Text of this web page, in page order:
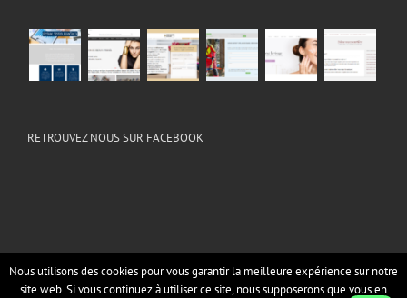
RETROUVEZ NOUS SUR FACEBOOK
Copyright 2014 All Rights Reserved | Webaviv - Yael 0547567379
Nous utilisons des cookies pour vous garantir la meilleure expérience sur notre
site web. Si vous continuez à utiliser ce site, nous supposerons que vous en